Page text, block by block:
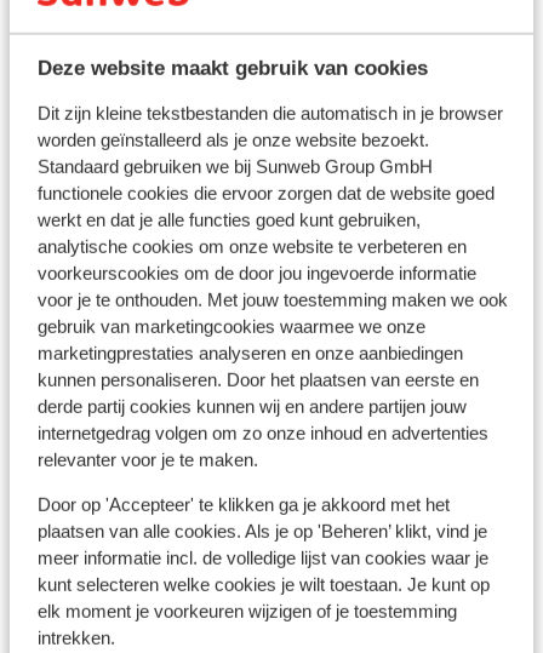
Deze website maakt gebruik van cookies
Dit zijn kleine tekstbestanden die automatisch in je browser
worden geïnstalleerd als je onze website bezoekt.
Standaard gebruiken we bij Sunweb Group GmbH
functionele cookies die ervoor zorgen dat de website goed
werkt en dat je alle functies goed kunt gebruiken,
analytische cookies om onze website te verbeteren en
voorkeurscookies om de door jou ingevoerde informatie
voor je te onthouden. Met jouw toestemming maken we ook
gebruik van marketingcookies waarmee we onze
marketingprestaties analyseren en onze aanbiedingen
kunnen personaliseren. Door het plaatsen van eerste en
derde partij cookies kunnen wij en andere partijen jouw
internetgedrag volgen om zo onze inhoud en advertenties
relevanter voor je te maken.
Door op 'Accepteer' te klikken ga je akkoord met het
plaatsen van alle cookies. Als je op 'Beheren’ klikt, vind je
meer informatie incl. de volledige lijst van cookies waar je
kunt selecteren welke cookies je wilt toestaan. Je kunt op
elk moment je voorkeuren wijzigen of je toestemming
intrekken.
Ook interessant voor jou
Andere accommodaties in Turkse
Rivièra
Mardan Palace
Hotel Voyage Sorgun
Hotel Seaden Quality Resort & Spa
Hotel Xanadu Resort
Hotel Quattro Beach & Spa